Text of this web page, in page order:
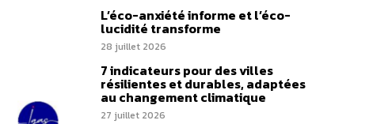
L’éco-anxiété informe et l’éco-
lucidité transforme
28 juillet 2026
7 indicateurs pour des villes
résilientes et durables, adaptées
au changement climatique
27 juillet 2026